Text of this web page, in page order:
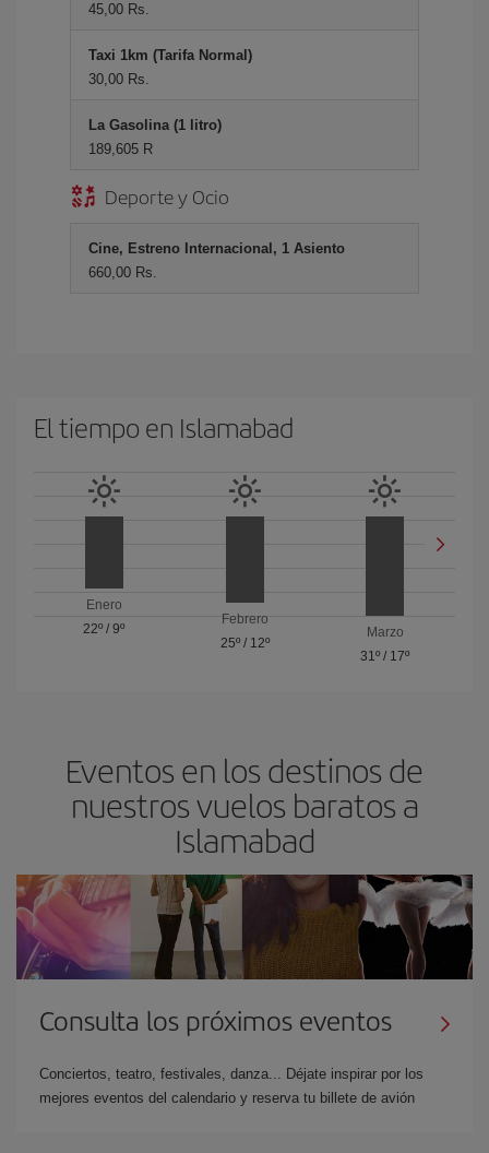
45,00 Rs.
Taxi 1km (Tarifa Normal)
30,00 Rs.
La Gasolina (1 litro)
189,605 R
Deporte y Ocio
Cine, Estreno Internacional, 1 Asiento
660,00 Rs.
El tiempo en Islamabad
Enero
22º /9º
Febrero
25º/ 12º
Marzo
31º / 17º
Eventos en los destinos de
nuestros vuelos baratos a
Islamabad
Consulta los próximos eventos
Conciertos, teatro, festivales, danza... Déjate inspirar por los
mejores eventos del calendario y reserva tu billete de avión